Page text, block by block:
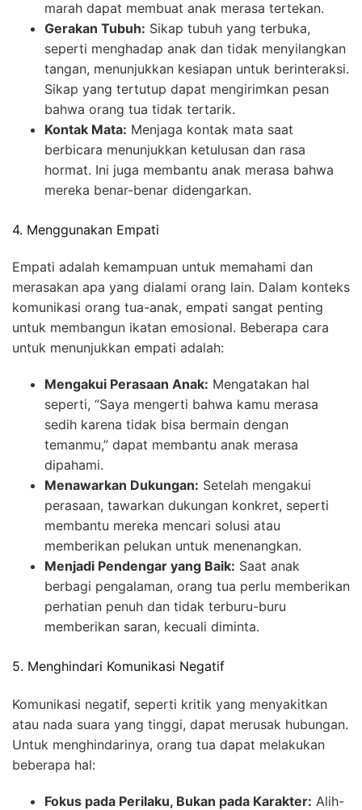
marah dapat membuat anak merasa tertekan.
Gerakan Tubuh: Sikap tubuh yang terbuka,
seperti menghadap anak dan tidak menyilangkan
tangan, menunjukkan kesiapan untuk berinteraksi.
Sikap yang tertutup dapat mengirimkan pesan
bahwa orang tua tidak tertarik.
Kontak Mata: Menjaga kontak mata saat
berbicara menunjukkan ketulusan dan rasa
hormat. Ini juga membantu anak merasa bahwa
mereka benar-benar didengarkan.
4. Menggunakan Empati
Empati adalah kemampuan untuk memahami dan
merasakan apa yang dialami orang lain. Dalam konteks
komunikasi orang tua-anak, empati sangat penting
untuk membangun ikatan emosional. Beberapa cara
untuk menunjukkan empati adalah:
Mengakui Perasaan Anak: Mengatakan hal
seperti, “Saya mengerti bahwa kamu merasa
sedih karena tidak bisa bermain dengan
temanmu,” dapat membantu anak merasa
dipahami.
Menawarkan Dukungan: Setelah mengakui
perasaan, tawarkan dukungan konkret, seperti
membantu mereka mencari solusi atau
memberikan pelukan untuk menenangkan.
Menjadi Pendengar yang Baik: Saat anak
berbagi pengalaman, orang tua perlu memberikan
perhatian penuh dan tidak terburu-buru
memberikan saran, kecuali diminta.
5. Menghindari Komunikasi Negatif
Komunikasi negatif, seperti kritik yang menyakitkan
atau nada suara yang tinggi, dapat merusak hubungan.
Untuk menghindarinya, orang tua dapat melakukan
beberapa hal:
Fokus pada Perilaku, Bukan pada Karakter: Alih-